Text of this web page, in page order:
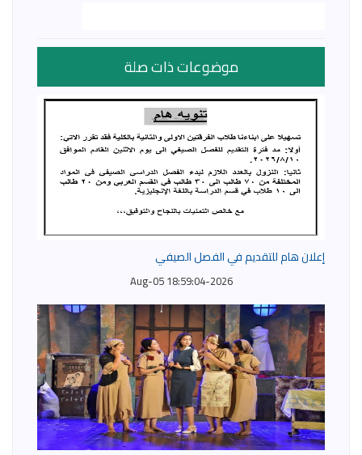
موضوعات ذات صلة
إعلان هام للتقديم في الفصل الصيفي
2026-Aug-05 18:59:04